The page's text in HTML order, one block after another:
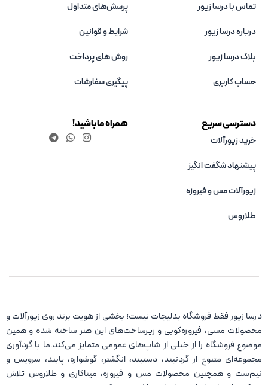
تماس با درسا زیور
درباره درسا زیور
بلاگ درسا زیور
حساب کاربری
پرسش‌های متداول
شرایط و قوانین
روش های پرداخت
پیگیری سفارشات
دسترسی سریع
خرید زیورآلات
پیشنهاد شگفت انگیز
زیورآلات مس و فیروزه‌
طلاروس
همراه ما باشید!
درسا زیور فقط فروشگاه بدلیجات نیست؛ بخشی از هویت برند روی زیورآلات و
محصولات مسی، فیروزه‌کوبی و زیرساخت‌های این هنر ساخته شده و همین
موضوع فروشگاه را از خیلی از شاپ‌های عمومی متمایز می‌کند.ما با گردآوری
مجموعه‌ای متنوع از گردنبند، دستبند، انگشتر، گوشواره، پابند، سرویس و
نیم‌ست و همچنین محصولات مس و فیروزه، میناکاری و طلاروس تلاش